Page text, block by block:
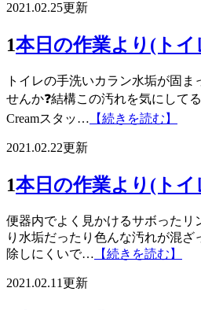
2021.02.25更新
1本日の作業より(トイ
トイレの手洗いカラン水垢が固ま
せんか❓結構この汚れを気にして
Creamスタッ… 【続きを読む】
2021.02.22更新
1本日の作業より(ト
便器内でよく見かけるサボったリ
り水垢だったり色んな汚れが混
除しにくいで… 【続きを読む】
2021.02.11更新